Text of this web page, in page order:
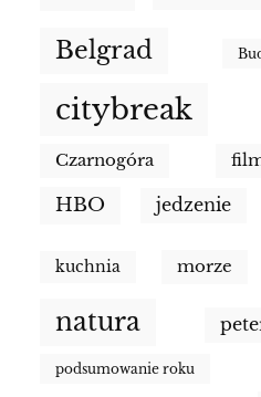
Belgrad
citybreak
Czarnogóra
HBO jedzenie
kuchnia morze
natura
podsumowanie roku